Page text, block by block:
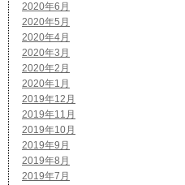
2020年6月
2020年5月
2020年4月
2020年3月
2020年2月
2020年1月
2019年12月
2019年11月
2019年10月
2019年9月
2019年8月
2019年7月